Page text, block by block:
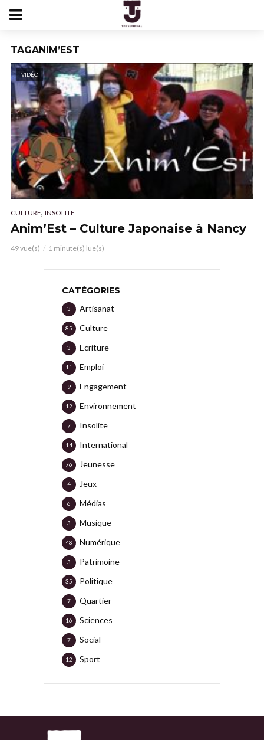
TAGANIM’EST
VIDÉO
CULTURE, INSOLITE
Anim’Est – Culture Japonaise à Nancy
49 vue(s) 1 minute(s) lue(s)
CATÉGORIES
Artisanat
3
Culture
85
Ecriture
3
Emploi
11
Engagement
9
Environnement
12
Insolite
7
International
14
Jeunesse
76
Jeux
4
Médias
6
Musique
3
Numérique
48
Patrimoine
3
Politique
35
Quartier
7
Sciences
16
Social
7
Sport
12